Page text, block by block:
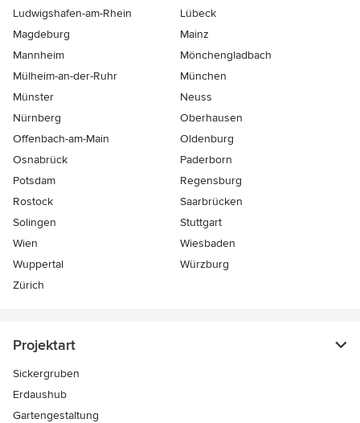
Ludwigshafen-am-Rhein
Lübeck
Magdeburg
Mainz
Mannheim
Mönchen­gladbach
Mülheim-an-der-Ruhr
München
Münster
Neuss
Nürnberg
Oberhausen
Offenbach-am-Main
Oldenburg
Osnabrück
Paderborn
Potsdam
Regensburg
Rostock
Saarbrücken
Solingen
Stuttgart
Wien
Wiesbaden
Wuppertal
Würzburg
Zürich
Projektart
Sickergruben
Erdaushub
Gartengestaltung